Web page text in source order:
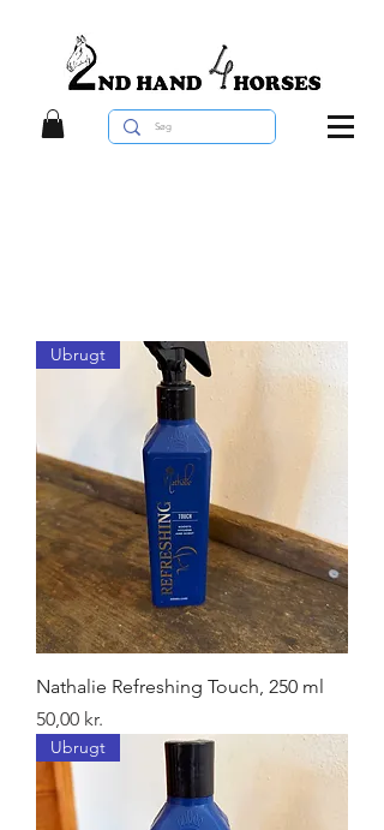
Ubrugt
Nathalie Refreshing Touch, 250 ml
Pris
50,00 kr.
Ubrugt